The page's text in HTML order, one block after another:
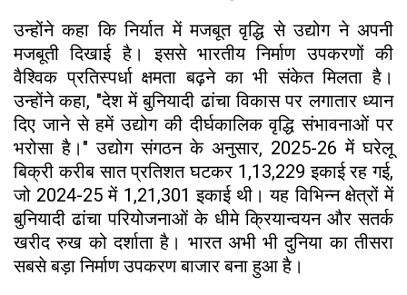
उन्होंने कहा कि निर्यात में मजबूत वृद्धि से उद्योग ने अपनी
मजबूती दिखाई है। इससे भारतीय निर्माण उपकरणों की
वैश्विक प्रतिस्पर्धा क्षमता बढ़ने का भी संकेत मिलता है।
उन्होंने कहा, "देश में बुनियादी ढांचा विकास पर लगातार ध्यान
दिए जाने से हमें उद्योग की दीर्घकालिक वृद्धि संभावनाओं पर
भरोसा है।" उद्योग संगठन के अनुसार, 2025-26 में घरेलू
बिक्री करीब सात प्रतिशत घटकर 1,13,229 इकाई रह गई,
जो 2024-25 में 1,21,301 इकाई थी। यह विभिन्न क्षेत्रों में
बुनियादी ढांचा परियोजनाओं के धीमे क्रियान्वयन और सतर्क
खरीद रुख को दर्शाता है। भारत अभी भी दुनिया का तीसरा
सबसे बड़ा निर्माण उपकरण बाजार बना हुआ है।